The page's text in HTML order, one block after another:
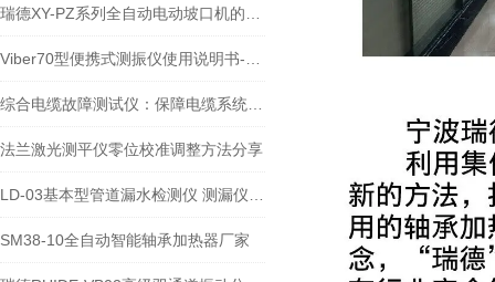
法兰激光测平仪零位校准调整方法分享
SM38-10全自动智能轴承加热器厂家